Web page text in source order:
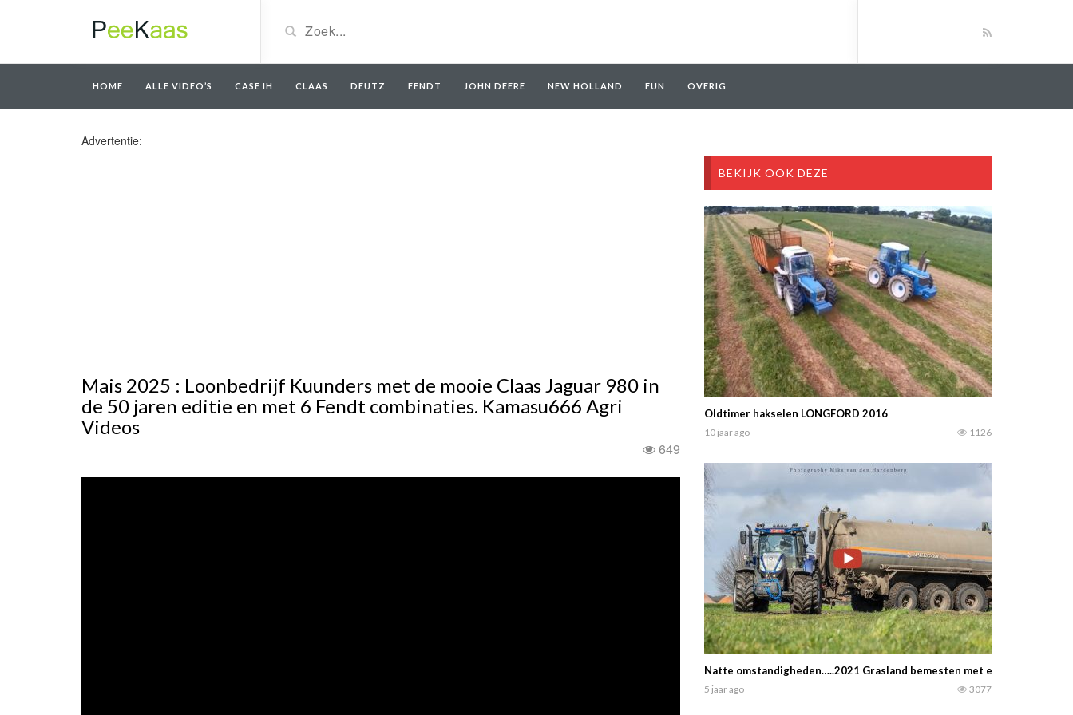
HOME ALLE VIDEO’S CASE IH CLAAS DEUTZ FENDT JOHN DEERE NEW HOLLAND FUN OVERIG
Advertentie:
Mais 2025 : Loonbedrijf Kuunders met de mooie Claas Jaguar 980 in
de 50 jaren editie en met 6 Fendt combinaties. Kamasu666 Agri
Videos
649
BEKIJK OOK DEZE
Oldtimer hakselen LONGFORD 2016
10 jaar ago 1126
Natte omstandigheden…..2021 Grasland bemesten met een New
5 jaar ago 3077